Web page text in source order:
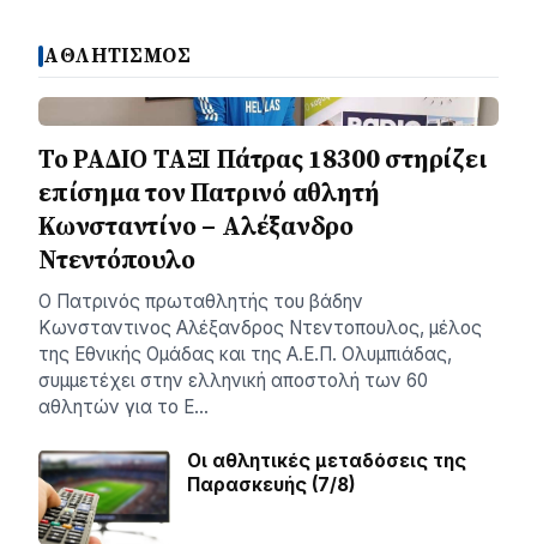
ΑΘΛΗΤΙΣΜΟΣ
Το ΡΑΔΙΟ ΤΑΞΙ Πάτρας 18300 στηρίζει
επίσημα τον Πατρινό αθλητή
Κωνσταντίνο – Αλέξανδρο
Ντεντόπουλο
Ο Πατρινός πρωταθλητής του βάδην
Κωνσταντινος Αλέξανδρος Ντεντοπουλος, μέλος
της Εθνικής Ομάδας και της Α.Ε.Π. Ολυμπιάδας,
συμμετέχει στην ελληνική αποστολή των 60
αθλητών για το Ε…
Οι αθλητικές μεταδόσεις της
Παρασκευής (7/8)